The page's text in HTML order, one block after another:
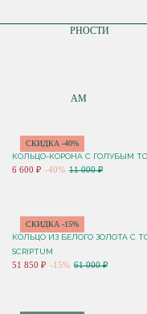
ПО ПОПУЛЯРНОСТИ
ПО НОВИНКАМ
СКИДКА -40%
КОЛЬЦО-КОРОНА С ГОЛУБЫМ
6 600 ₽ -40% 11 000 ₽
СКИДКА -15%
КОЛЬЦО ИЗ БЕЛОГО ЗОЛОТА С
SCRIPTUM
51 850 ₽ -15% 61 000 ₽